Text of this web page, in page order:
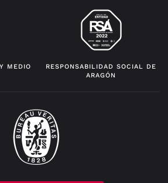
MEDIO
RESPONSABILIDAD SOCIAL DE
ARAGÓN